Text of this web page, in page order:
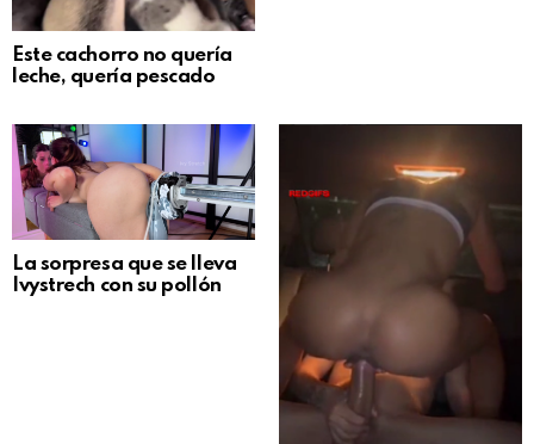
Este cachorro no quería
leche, quería pescado
La sorpresa que se lleva
Ivystrech con su pollón